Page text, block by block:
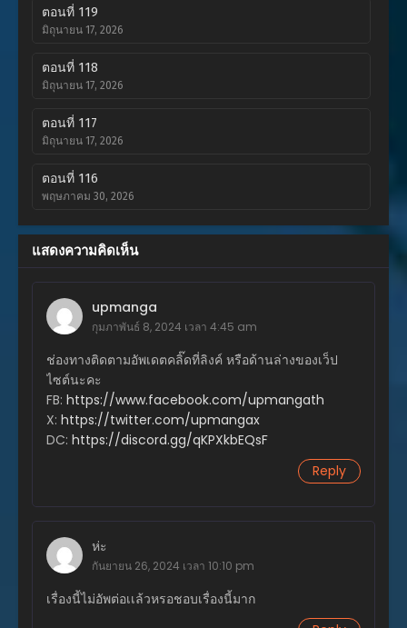
ตอนที่ 119
มิถุนายน 17, 2026
ตอนที่ 118
มิถุนายน 17, 2026
ตอนที่ 117
มิถุนายน 17, 2026
ตอนที่ 116
พฤษภาคม 30, 2026
ตอนที่ 115
พฤษภาคม 30, 2026
พฤษภาคม 30, 2026
พฤษภาคม 23, 2026
ตอนที่ 112
พฤษภาคม 23, 2026
ตอนที่ 110
ตอนที่ 109
แสดงความคิดเห็น
upmanga
กุมภาพันธ์ 8, 2024 เวลา 4:45 am
ช่องทางติดตามอัพเดตคลิ๊ดที่ลิงค์ หรือด้านล่างของเว็ป
ไซต์นะคะ
FB: https://www.facebook.com/upmangath
X: https://twitter.com/upmangax
DC: https://discord.gg/qKPXkbEQsF
Reply
ห่ะ
กันยายน 26, 2024 เวลา 10:10 pm
เรื่องนี้ไม่อัพต่อเเล้วหรอชอบเรื่องนี้มาก